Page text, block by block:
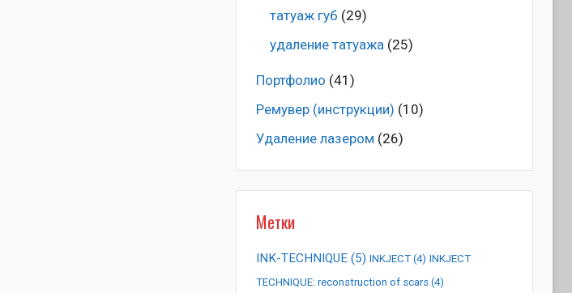
татуаж губ (29)
удаление татуажа(25)
Портфолио (41)
Ремувер (инструкции) (10)
Удаление лазером (26)
Метки
INK-TECHNIQUE(5) INKJECT(4) INKJECT
TECHNIQUE: reconstruction of scars(4)